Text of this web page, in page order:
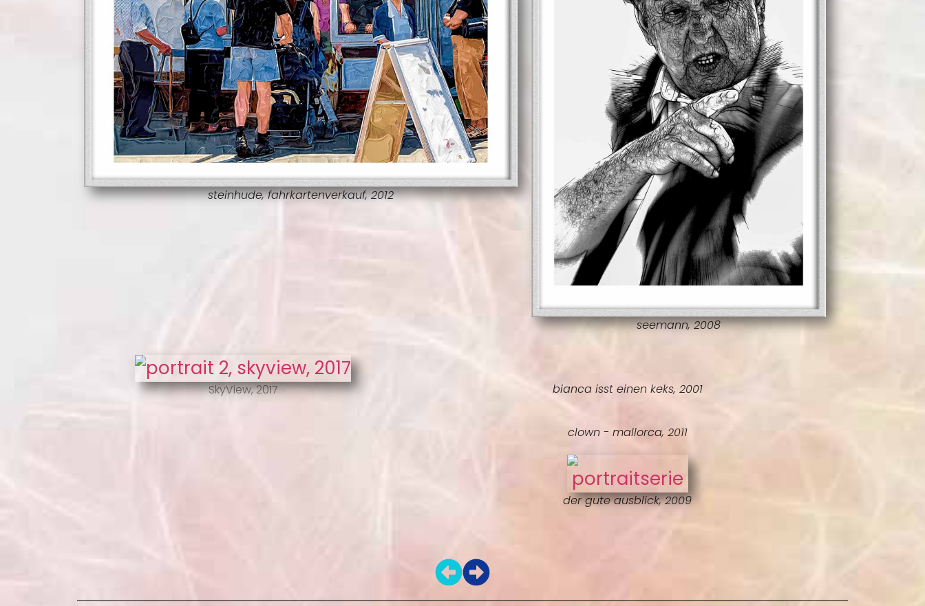
steinhude, fahrkartenverkauf, 2012
seemann, 2008
SkyView, 2017 bianca isst einen keks, 2001
clown - mallorca, 2011
der gute ausblick, 2009